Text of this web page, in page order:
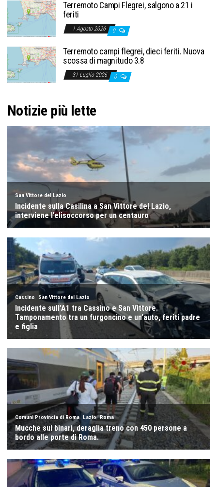
Terremoto Campi Flegrei, salgono a 21 i
feriti
1 Agosto 2026 0
Terremoto campi flegrei, dieci feriti. Nuova
scossa di magnitudo 3.8
31 Luglio 2026 0
Notizie più lette